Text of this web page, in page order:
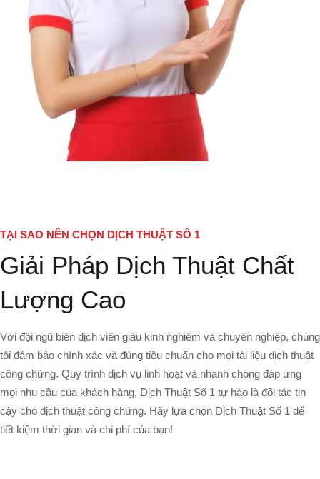
TẠI SAO NÊN CHỌN DỊCH THUẬT SỐ 1
Giải Pháp Dịch Thuật Chất
Lượng Cao
Với đội ngũ biên dịch viên giàu kinh nghiệm và chuyên nghiệp, chúng
tôi đảm bảo chính xác và đúng tiêu chuẩn cho mọi tài liệu dịch thuật
công chứng. Quy trình dịch vụ linh hoạt và nhanh chóng đáp ứng
mọi nhu cầu của khách hàng, Dịch Thuật Số 1 tự hào là đối tác tin
cậy cho dịch thuật công chứng. Hãy lựa chọn Dịch Thuật Số 1 để
tiết kiệm thời gian và chi phí của bạn!